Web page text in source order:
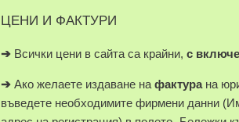
ЦЕНИ И ФАКТУРИ
➔ Всички цени в сайта са крайни, с
➔ Ако желаете издаване на фактура на
въведете необходимите фирмени данни